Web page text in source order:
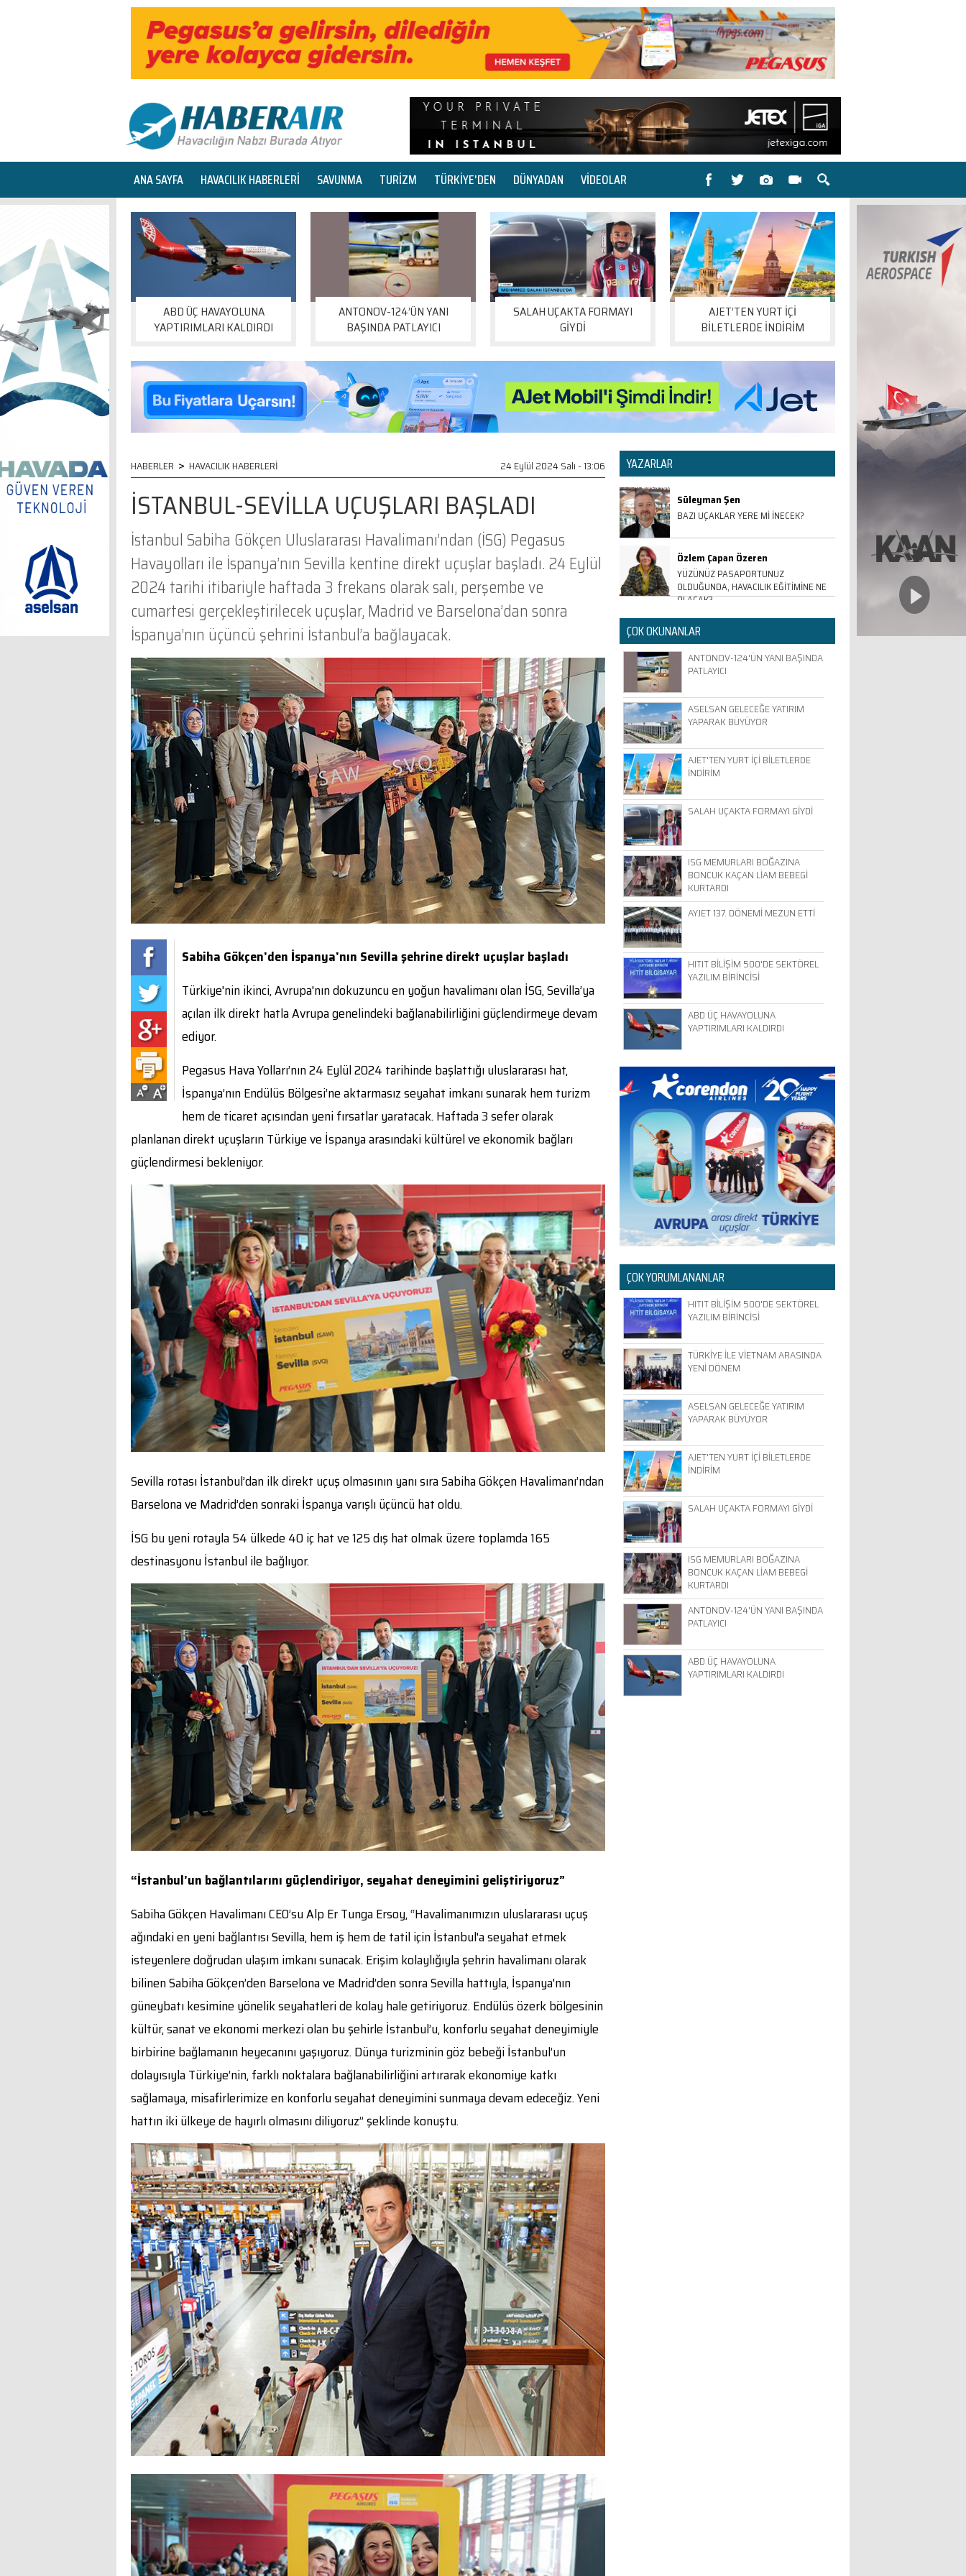
ANA SAYFA HAVACILIK HABERLERİ SAVUNMA TURİZM TÜRKİYE'DEN DÜNYADAN VİDEOLAR
ABD ÜÇ HAVAYOLUNA
YAPTIRIMLARI KALDIRDI
ANTONOV-124’ÜN YANI
BAŞINDA PATLAYICI
SALAH UÇAKTA FORMAYI
GİYDİ
AJET’TEN YURT İÇİ
BİLETLERDE İNDİRİM
HABERLER > HAVACILIK HABERLERİ 24 Eylül 2024 Salı - 13:06
İSTANBUL-SEVİLLA UÇUŞLARI BAŞLADI
İstanbul Sabiha Gökçen Uluslararası Havalimanı’ndan (İSG) Pegasus
Havayolları ile İspanya’nın Sevilla kentine direkt uçuşlar başladı. 24 Eylül
2024 tarihi itibariyle haftada 3 frekans olarak salı, perşembe ve
cumartesi gerçekleştirilecek uçuşlar, Madrid ve Barselona’dan sonra
İspanya’nın üçüncü şehrini İstanbul’a bağlayacak.
Sabiha Gökçen’den İspanya’nın Sevilla şehrine direkt uçuşlar başladı
Türkiye'nin ikinci, Avrupa'nın dokuzuncu en yoğun havalimanı olan İSG, Sevilla’ya
açılan ilk direkt hatla Avrupa genelindeki bağlanabilirliğini güçlendirmeye devam
ediyor.
Pegasus Hava Yolları’nın 24 Eylül 2024 tarihinde başlattığı uluslararası hat,
İspanya’nın Endülüs Bölgesi’ne aktarmasız seyahat imkanı sunarak hem turizm
hem de ticaret açısından yeni fırsatlar yaratacak. Haftada 3 sefer olarak
planlanan direkt uçuşların Türkiye ve İspanya arasındaki kültürel ve ekonomik bağları
güçlendirmesi bekleniyor.
Sevilla rotası İstanbul’dan ilk direkt uçuş olmasının yanı sıra Sabiha Gökçen Havalimanı’ndan
Barselona ve Madrid’den sonraki İspanya varışlı üçüncü hat oldu.
İSG bu yeni rotayla 54 ülkede 40 iç hat ve 125 dış hat olmak üzere toplamda 165
destinasyonu İstanbul ile bağlıyor.
“İstanbul’un bağlantılarını güçlendiriyor, seyahat deneyimini geliştiriyoruz”
Sabiha Gökçen Havalimanı CEO’su Alp Er Tunga Ersoy, “Havalimanımızın uluslararası uçuş
ağındaki en yeni bağlantısı Sevilla, hem iş hem de tatil için İstanbul'a seyahat etmek
isteyenlere doğrudan ulaşım imkanı sunacak. Erişim kolaylığıyla şehrin havalimanı olarak
bilinen Sabiha Gökçen’den Barselona ve Madrid’den sonra Sevilla hattıyla, İspanya'nın
güneybatı kesimine yönelik seyahatleri de kolay hale getiriyoruz. Endülüs özerk bölgesinin
kültür, sanat ve ekonomi merkezi olan bu şehirle İstanbul’u, konforlu seyahat deneyimiyle
birbirine bağlamanın heyecanını yaşıyoruz. Dünya turizminin göz bebeği İstanbul’un
dolayısıyla Türkiye’nin, farklı noktalara bağlanabilirliğini artırarak ekonomiye katkı
sağlamaya, misafirlerimize en konforlu seyahat deneyimini sunmaya devam edeceğiz. Yeni
hattın iki ülkeye de hayırlı olmasını diliyoruz” şeklinde konuştu.
YAZARLAR
Süleyman Şen
BAZI UÇAKLAR YERE Mİ İNECEK?
Özlem Çapan Özeren
YÜZÜNÜZ PASAPORTUNUZ
OLDUĞUNDA, HAVACILIK EĞİTİMİNE NE
OLACAK?
ÇOK OKUNANLAR
ANTONOV-124'ÜN YANI BAŞINDA
PATLAYICI
ASELSAN GELECEĞE YATIRIM
YAPARAK BÜYÜYOR
AJET'TEN YURT İÇİ BİLETLERDE
İNDİRİM
SALAH UÇAKTA FORMAYI GİYDİ
ISG MEMURLARI BOĞAZINA
BONCUK KAÇAN LİAM BEBEGİ
KURTARDI
AYJET 137. DÖNEMİ MEZUN ETTİ
HITIT BİLİŞİM 500'DE SEKTÖREL
YAZILIM BİRİNCİSİ
ABD ÜÇ HAVAYOLUNA
YAPTIRIMLARI KALDIRDI
ÇOK YORUMLANANLAR
HITIT BİLİŞİM 500'DE SEKTÖREL
YAZILIM BİRİNCİSİ
TÜRKİYE İLE VİETNAM ARASINDA
YENİ DÖNEM
ASELSAN GELECEĞE YATIRIM
YAPARAK BÜYÜYOR
AJET'TEN YURT İÇİ BİLETLERDE
İNDİRİM
SALAH UÇAKTA FORMAYI GİYDİ
ISG MEMURLARI BOĞAZINA
BONCUK KAÇAN LİAM BEBEGİ
KURTARDI
ANTONOV-124'ÜN YANI BAŞINDA
PATLAYICI
ABD ÜÇ HAVAYOLUNA
YAPTIRIMLARI KALDIRDI